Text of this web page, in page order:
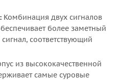
Комбинация двух сигналов
более заметный
соответствующий
из высококачественной
самые суровые